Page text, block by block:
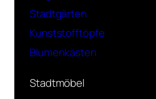
Stadtgärten
Kunststofftöpfe
Blumenkästen
Stadtmöbel